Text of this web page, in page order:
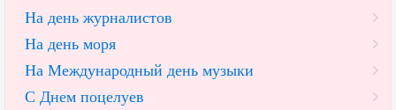
На день журналистов
На день моря
На Международный день музыки
С Днем поцелуев